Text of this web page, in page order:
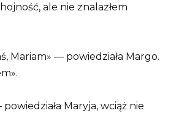
ale nie znalazłem
Mariam» — powiedziała Margo.
Maryja, wciąż nie